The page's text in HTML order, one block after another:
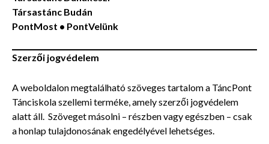
Társastánc Budán
PontMost • PontVelünk
Szerzői jogvédelem
A weboldalon megtalálható szöveges tartalom a TáncPont
Tánciskola szellemi terméke, amely szerzői jogvédelem
alatt áll. Szöveget másolni – részben vagy egészben – csak
a honlap tulajdonosának engedélyével lehetséges.